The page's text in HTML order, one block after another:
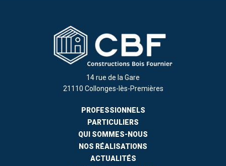
14 rue de la Gare
21110 Collonges-lès-Premières
PROFESSIONNELS
PARTICULIERS
QUI SOMMES-NOUS
NOS RÉALISATIONS
ACTUALITÉS